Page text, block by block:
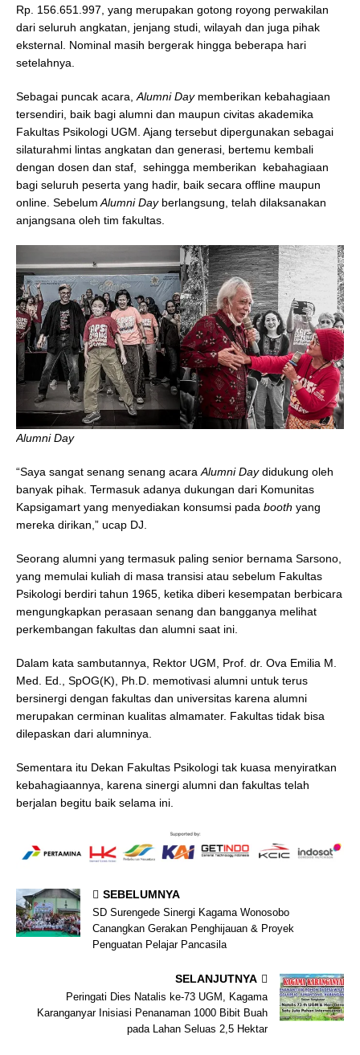
Rp. 156.651.997, yang merupakan gotong royong perwakilan
dari seluruh angkatan, jenjang studi, wilayah dan juga pihak
eksternal. Nominal masih bergerak hingga beberapa hari
setelahnya.
Sebagai puncak acara, Alumni Day memberikan kebahagiaan
tersendiri, baik bagi alumni dan maupun civitas akademika
Fakultas Psikologi UGM. Ajang tersebut dipergunakan sebagai
silaturahmi lintas angkatan dan generasi, bertemu kembali
dengan dosen dan staf, sehingga memberikan kebahagiaan
bagi seluruh peserta yang hadir, baik secara offline maupun
online. Sebelum Alumni Dayberlangsung, telah dilaksanakan
anjangsana oleh tim fakultas.
Alumni Day
“Saya sangat senang senang acara Alumni Daydidukung oleh
banyak pihak. Termasuk adanya dukungan dari Komunitas
Kapsigamart yang menyediakan konsumsi pada booth yang
mereka dirikan,” ucap DJ.
Seorang alumni yang termasuk paling senior bernama Sarsono,
yang memulai kuliah di masa transisi atau sebelum Fakultas
Psikologi berdiri tahun 1965, ketika diberi kesempatan berbicara
mengungkapkan perasaan senang dan bangganya melihat
perkembangan fakultas dan alumni saat ini.
Dalam kata sambutannya, Rektor UGM, Prof. dr. Ova Emilia M.
Med. Ed., SpOG(K), Ph.D. memotivasi alumni untuk terus
bersinergi dengan fakultas dan universitas karena alumni
merupakan cerminan kualitas almamater. Fakultas tidak bisa
dilepaskan dari alumninya.
Sementara itu Dekan Fakultas Psikologi tak kuasa menyiratkan
kebahagiaannya, karena sinergi alumni dan fakultas telah
berjalan begitu baik selama ini.
SEBELUMNYA
SD Surengede Sinergi Kagama Wonosobo
Canangkan Gerakan Penghijauan & Proyek
Penguatan Pelajar Pancasila
SELANJUTNYA
Peringati Dies Natalis ke-73 UGM, Kagama
Karanganyar Inisiasi Penanaman 1000 Bibit Buah
pada Lahan Seluas 2,5 Hektar